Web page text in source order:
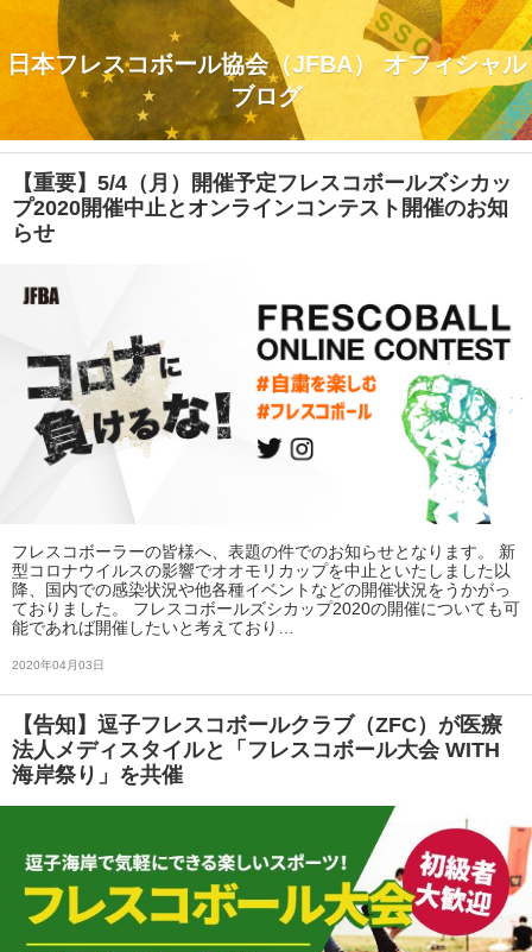
日本フレスコボール協会（JFBA） オフィシャル
ブログ
【重要】5/4（月）開催予定フレスコボールズシカッ
プ2020開催中止とオンラインコンテスト開催のお知
らせ
フレスコボーラーの皆様へ、表題の件でのお知らせとなります。 新
型コロナウイルスの影響でオオモリカップを中止といたしました以
降、国内での感染状況や他各種イベントなどの開催状況をうかがっ
ておりました。 フレスコボールズシカップ2020の開催についても可
能であれば開催したいと考えており…
2020年04月03日
【告知】逗子フレスコボールクラブ（ZFC）が医療
法人メディスタイルと「フレスコボール大会 WITH
海岸祭り」を共催